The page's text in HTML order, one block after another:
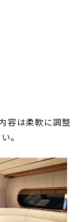
容は柔軟に調整
。